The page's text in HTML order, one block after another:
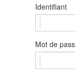
Identifiant
Mot de